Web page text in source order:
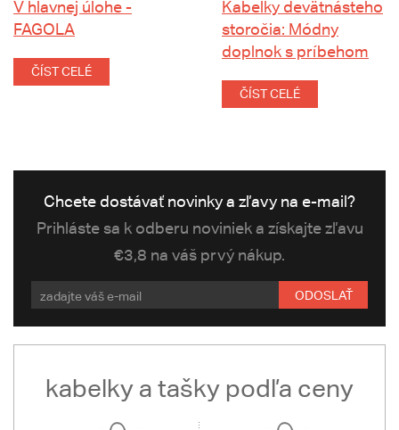
V hlavnej úlohe -
FAGOLA
ČÍST CELÉ
Kabelky devätnásteho
storočia: Módny
doplnok s príbehom
ČÍST CELÉ
Chcete dostávať novinky a zľavy na e-mail?
Prihláste sa k odberu noviniek a získajte zľavu
€3,8 na váš prvý nákup.
ODOSLAŤ
kabelky a tašky podľa ceny